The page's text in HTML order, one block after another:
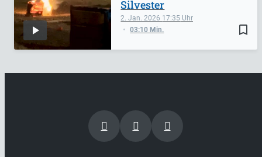
bookmark_border
2. Jan. 2026 17:35
03:10 Min.
Silvester